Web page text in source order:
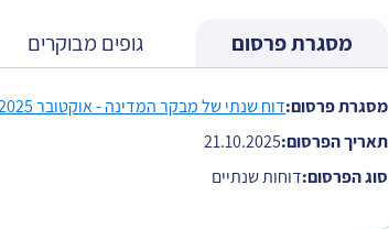
מסגרת פרסום גופים מבוקרים
הגעת לתוכן כרטיסייה על מנת להמשיך בנייוט דלג עם
מסגרת פרסום:דוח שנתי של מבקר המדינה - אוקטובר 2025
תאריך הפרסום:21.10.2025
סוג הפרסום:דוחות שנתיים